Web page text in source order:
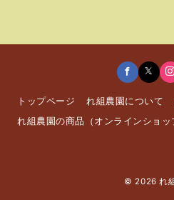
トップページ れ組農園について
れ組農園の商品（オンラインショッ
© 2026れ